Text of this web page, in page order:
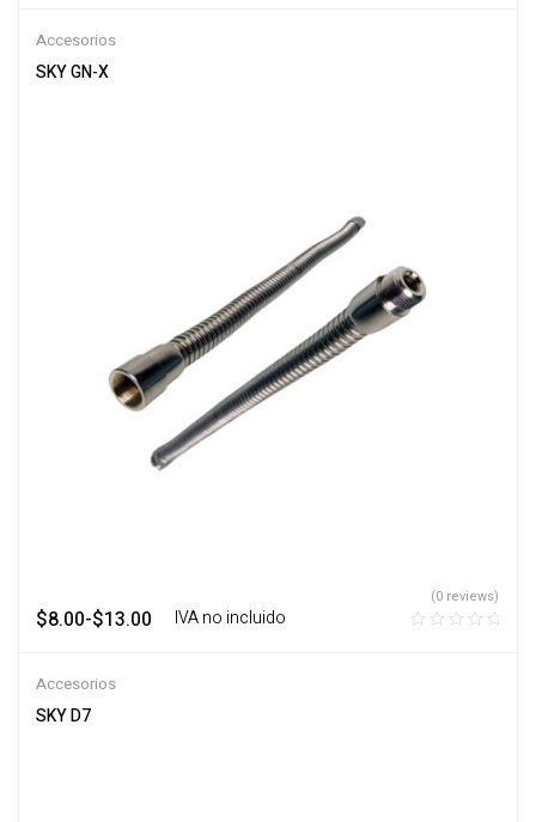
Accesorios
SKY GN-X
$8.00-$13.00 ‎ ‎ ‎ IVA no incluido
(0 reviews)
Accesorios
SKY D7